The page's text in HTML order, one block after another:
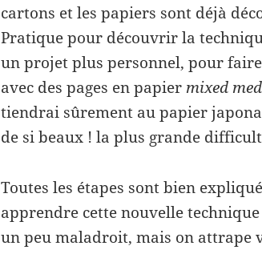
cartons et les papiers sont déjà
Pratique pour découvrir la
un projet plus personnel, pour
avec des pages en papier mixed
tiendrai sûrement au papier
de si beaux ! la plus grande
Toutes les étapes sont bien
apprendre cette nouvelle
un peu maladroit, mais on attrape